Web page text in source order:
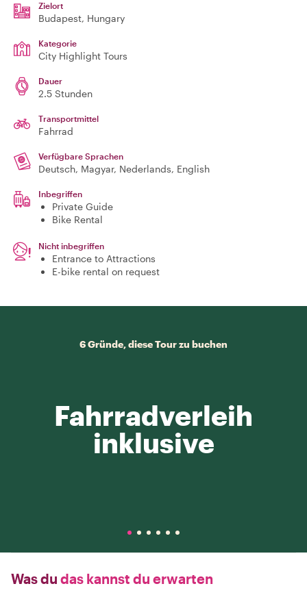
Zielort
Budapest, Hungary
Kategorie
City Highlight Tours
Dauer
2.5 Stunden
Transportmittel
Fahrrad
Verfügbare Sprachen
Deutsch, Magyar, Nederlands, English
Inbegriffen
Private Guide
Bike Rental
Nicht inbegriffen
Entrance to Attractions
E-bike rental on request
6 Gründe, diese Tour zu buchen
Fahrradverleih
inklusive
Was du das kannst du erwarten